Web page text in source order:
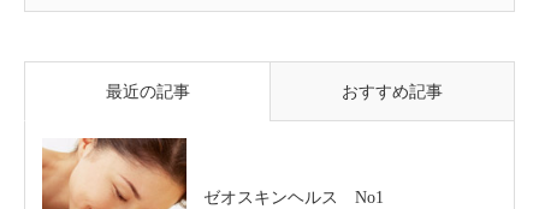
最近の記事 おすすめ記事
ゼオスキンヘルス No1